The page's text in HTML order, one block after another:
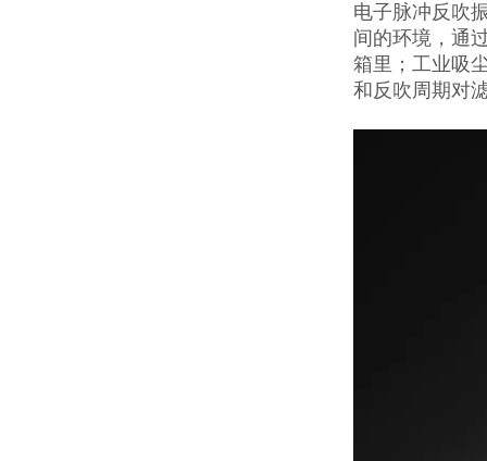
电子脉冲反吹
间的环境，通
箱里；工业吸
和反吹周期对